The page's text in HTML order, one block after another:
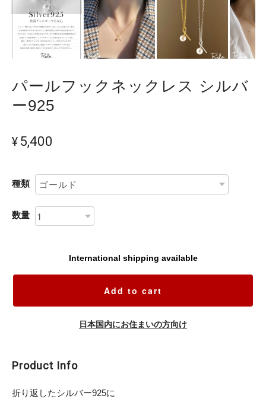
パールフックネックレス シルバ
ー925
¥5,400
種類
数量
International shipping available
Add to cart
日本国内にお住まいの方向け
Product Info
折り返したシルバー925に